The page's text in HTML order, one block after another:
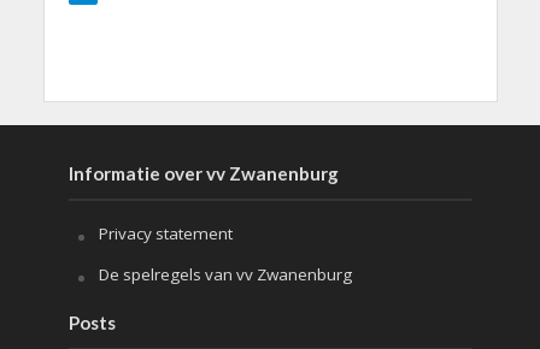
Informatie over vv Zwanenburg
Privacy statement
De spelregels van vv Zwanenburg
Posts